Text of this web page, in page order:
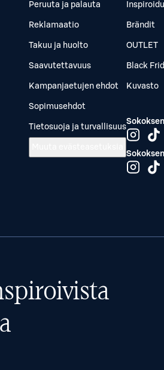
Peruuta ja palauta
Reklamaatio
Takuu ja huolto
Saavutettavuus
Kampanjaetujen ehdot
Sopimusehdot
Tietosuoja ja turvallisuus
Inspiroidu
Brändit
OUTLET
Black
Kuvasto